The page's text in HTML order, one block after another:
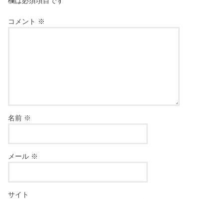
コメント ※
名前 ※
メール ※
サイト